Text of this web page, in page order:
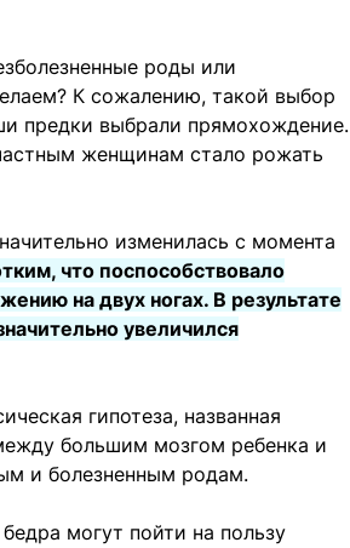
роды или
К сожалению, такой выбор
предки выбрали прямохождение.
женщинам стало рожать
изменилась с момента
что поспособствовало
на двух ногах. В результате
увеличился
гипотеза, названная
большим мозгом ребенка и
и болезненным родам.
могут пойти на пользу